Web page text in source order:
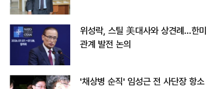
위성락, 스틸 美대사와 상견례…한미
관계 발전 논의
'채상병 순직' 임성근 전 사단장 항소